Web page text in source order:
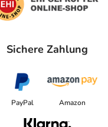
Sichere Zahlung
PayPal Amazon